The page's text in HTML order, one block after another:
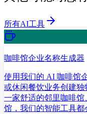
所有AI工具
咖啡馆企业名称生成器
使用我们的 AI 咖啡馆
或休闲餐饮业务创建
一家舒适的邻里咖啡
馆，我们的智能工具